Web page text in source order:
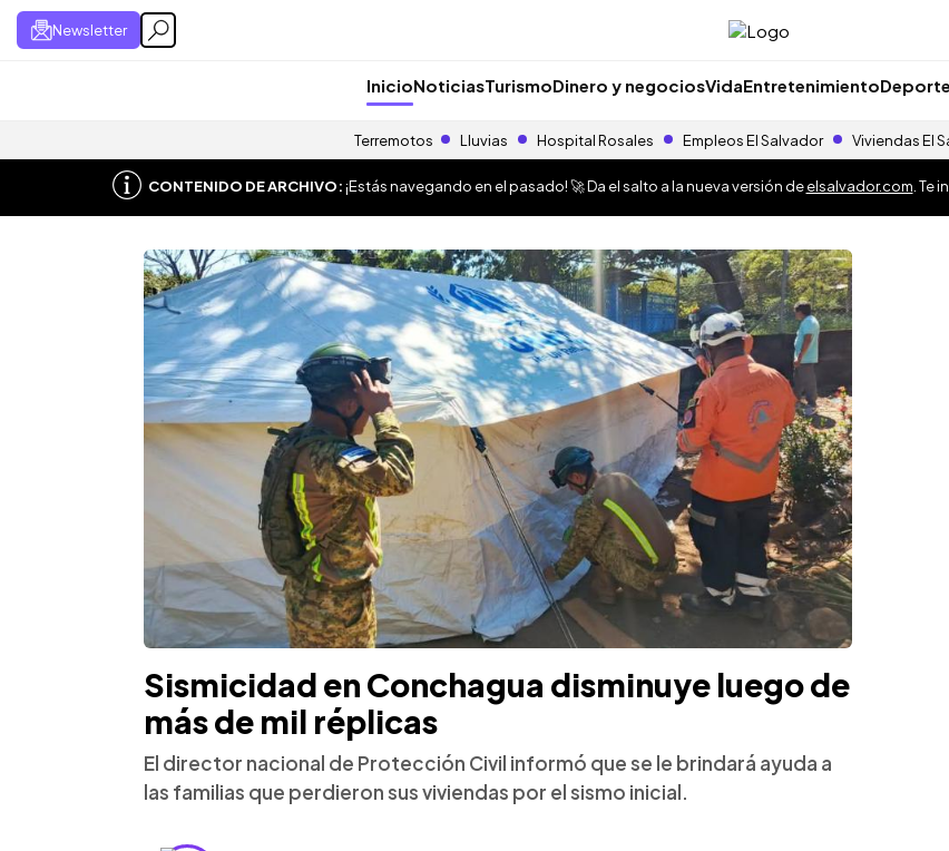
Newsletter
InicioNoticiasTurismoDinero y negociosVidaEntretenimiento
Terremotos Lluvias Hospital Rosales Empleos El Salvador Viviendas El
CONTENIDO DE ARCHIVO:¡Estás navegando en el pasado! 🚀 Da el salto a la nueva versión deelsalvador.com . Te
Sismicidad en Conchagua disminuye luego de
más de mil réplicas
El director nacional de Protección Civil informó que se le brindará ayuda a
las familias que perdieron sus viviendas por el sismo inicial.